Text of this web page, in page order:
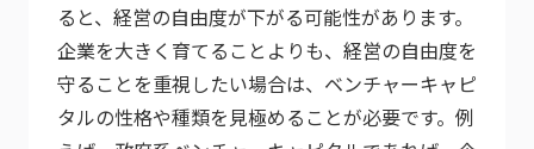
ると、経営の自由度が下がる可能性があります。
企業を大きく育てることよりも、経営の自由度を
守ることを重視したい場合は、ベンチャーキャピ
タルの性格や種類を見極めることが必要です。例